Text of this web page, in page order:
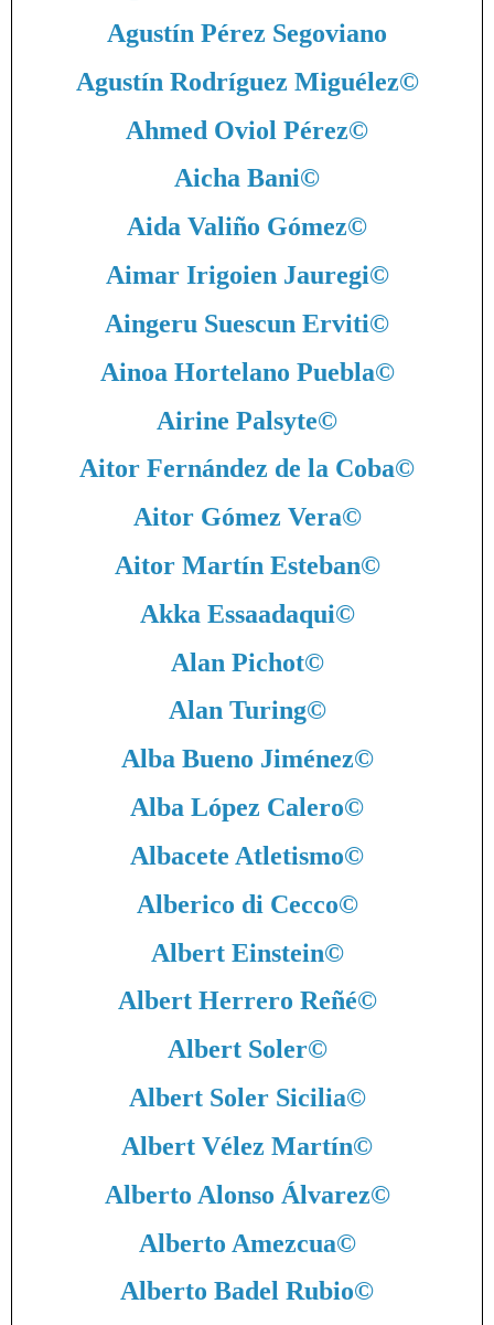
Agustín Pérez Segoviano
Agustín Rodríguez Miguélez©
Ahmed Oviol Pérez©
Aicha Bani©
Aida Valiño Gómez©
Aimar Irigoien Jauregi©
Aingeru Suescun Erviti©
Ainoa Hortelano Puebla©
Airine Palsyte©
Aitor Fernández de la Coba©
Aitor Gómez Vera©
Aitor Martín Esteban©
Akka Essaadaqui©
Alan Pichot©
Alan Turing©
Alba Bueno Jiménez©
Alba López Calero©
Albacete Atletismo©
Alberico di Cecco©
Albert Einstein©
Albert Herrero Reñé©
Albert Soler©
Albert Soler Sicilia©
Albert Vélez Martín©
Alberto Alonso Álvarez©
Alberto Amezcua©
Alberto Badel Rubio©